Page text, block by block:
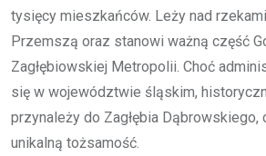
tysięcy mieszkańców. Leży nad rzekami
Przemszą oraz stanowi ważną część
Zagłębiowskiej Metropolii. Choć
się w województwie śląskim,
przynależy do Zagłębia Dąbrowskiego,
unikalną tożsamość.